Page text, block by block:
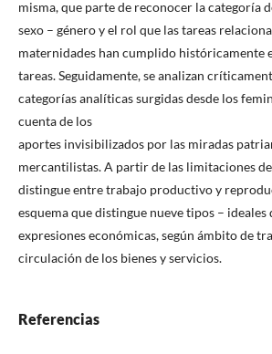
misma, que parte de reconocer la categoría
sexo – género y el rol que las tareas
maternidades han cumplido históricamente
tareas. Seguidamente, se analizan
categorías analíticas surgidas desde los
cuenta de los
aportes invisibilizados por las miradas
mercantilistas. A partir de las limitaciones
distingue entre trabajo productivo y
esquema que distingue nueve tipos – ideales
expresiones económicas, según ámbito de
circulación de los bienes y servicios.
Referencias